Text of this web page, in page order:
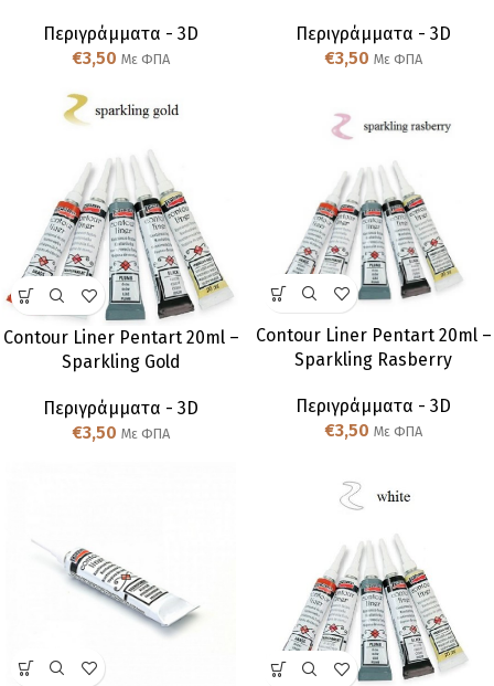
Περιγράμματα - 3D
€3,50 Με ΦΠΑ
Περιγράμματα - 3D
€3,50 Με ΦΠΑ
Contour Liner Pentart 20ml –
Sparkling Gold
Περιγράμματα - 3D
€3,50 Με ΦΠΑ
Contour Liner Pentart 20ml –
Sparkling Rasberry
Περιγράμματα - 3D
€3,50 Με ΦΠΑ